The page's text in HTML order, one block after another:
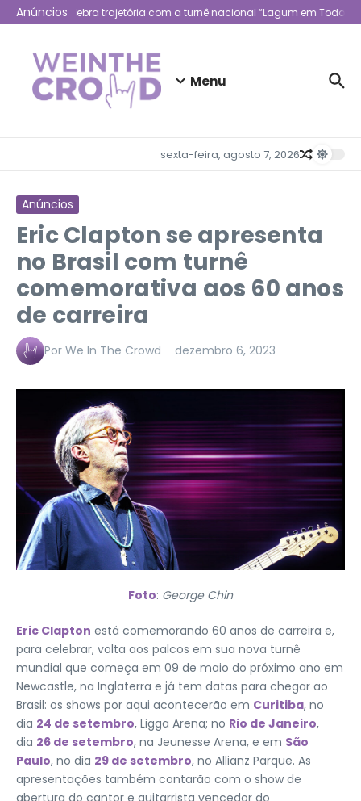
Ir para o conteúdo
Anúncios
Lagum celebra trajetória com a turnê nacional “Lagum em Todo
Menu
sexta-feira, agosto 7, 2026
Anúncios
Eric Clapton se apresenta
no Brasil com turnê
comemorativa aos 60 anos
de carreira
Por We In The Crowd dezembro 6, 2023
Foto: George Chin
Eric Clapton está comemorando 60 anos de carreira e,
para celebrar, volta aos palcos em sua nova turnê
mundial que começa em 09 de maio do próximo ano em
Newcastle, na Inglaterra e já tem datas para chegar ao
Brasil: os shows por aqui acontecerão em Curitiba, no
dia 24 de setembro, Ligga Arena; no Rio de Janeiro,
dia 26 de setembro, na Jeunesse Arena, e em São
Paulo, no dia 29 de setembro, no Allianz Parque. As
apresentações também contarão com o show de